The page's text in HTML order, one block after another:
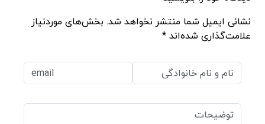
نشانی ایمیل شما منتشر نخواهد شد. بخش‌های موردنیاز
علامت‌گذاری شده‌اند *